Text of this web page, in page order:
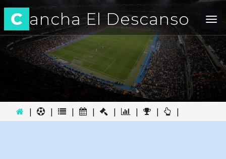
C ancha El Descanso
| | | | | | | |